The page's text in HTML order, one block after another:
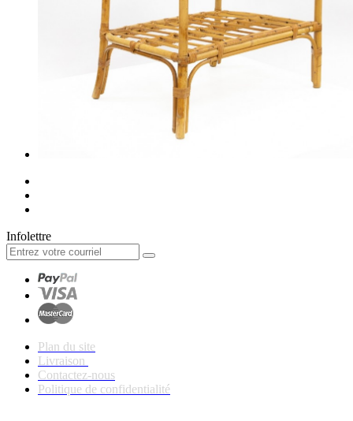
Infolettre
Plan du site
Livraison
Contactez-nous
Politique de confidentialité